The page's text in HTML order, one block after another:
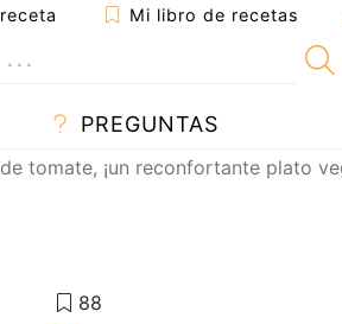
Mi libro de recetas
PREGUNTAS
tomate, ¡un reconfortante plato